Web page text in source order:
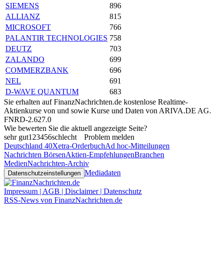
SIEMENS
896
ALLIANZ
815
MICROSOFT
766
PALANTIR TECHNOLOGIES 758
DEUTZ
703
ZALANDO
699
COMMERZBANK
696
NEL
691
D-WAVE QUANTUM
683
Sie erhalten auf FinanzNachrichten.de kostenlose Realtime-
Aktienkurse von und sowie Kurse und Daten von ARIVA.DE AG.
FNRD-2.627.0
Wie bewerten Sie die aktuell angezeigte Seite?
sehr gut1 23456schlecht
Problem melden
Deutschland 40Xetra-OrderbuchAd hoc-Mitteilungen
Nachrichten BörsenAktien-EmpfehlungenBranchen
MedienNachrichten-Archiv
Datenschutzeinstellungen Mediadaten
Impressum | AGB | Disclaimer | Datenschutz
RSS-News von FinanzNachrichten.de